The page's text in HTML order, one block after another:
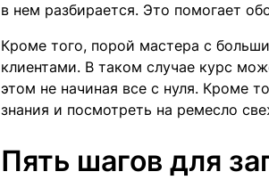
в нем разбирается. Это помогает
Кроме того, порой мастера с
клиентами. В таком случае курс
этом не начиная все с нуля. Кроме
знания и посмотреть на ремесло
Пять шагов для